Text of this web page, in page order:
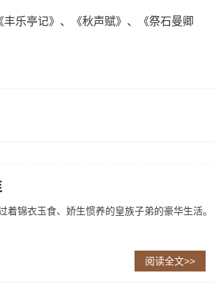
乐亭记》、《秋声赋》、《祭石曼卿
着锦衣玉食、娇生惯养的皇族子弟的豪华生活。
阅读全文>>